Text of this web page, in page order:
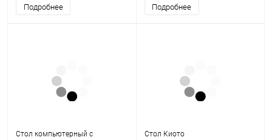
Подробнее Подробнее
Стол компьютерный с
Стол Киото